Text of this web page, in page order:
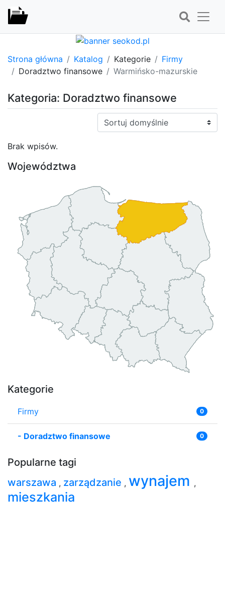
Strona główna Katalog Kategorie
Firmy
Doradztwo finansowe
Warmińsko-mazurskie
Kategoria: Doradztwo finansowe
Sortuj:
Brak wpisów.
Województwa
Kategorie
Firmy 0
- Doradztwo finansowe 0
Popularne tagi
warszawa , zarządzanie , wynajem ,
mieszkania